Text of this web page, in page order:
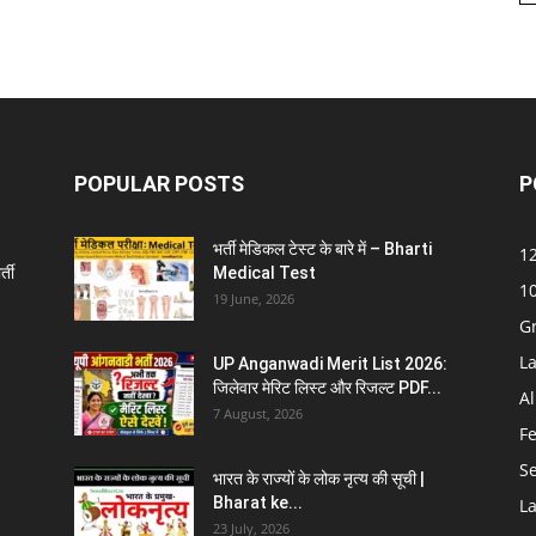
POPULAR POSTS
भर्ती मेडिकल टेस्ट के बारे में – Bharti
Medical Test
19 June, 2026
UP Anganwadi Merit List 2026:
जिलेवार मेरिट लिस्ट और रिजल्ट PDF...
7 August, 2026
भारत के राज्यों के लोक नृत्य की सूची |
Bharat ke...
23 July, 2026